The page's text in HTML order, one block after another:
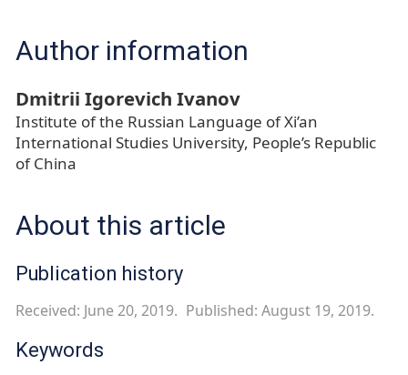
Author information
Dmitrii Igorevich Ivanov
Institute of the Russian Language of Xi’an
International Studies University, People’s Republic
of China
About this article
Publication history
Received: June 20, 2019. Published: August 19, 2019.
Keywords